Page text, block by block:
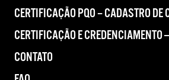
CERTIFICAÇÃO PQO – CADASTRO DE
CERTIFICAÇÃO E CREDENCIAMENTO
CONTATO